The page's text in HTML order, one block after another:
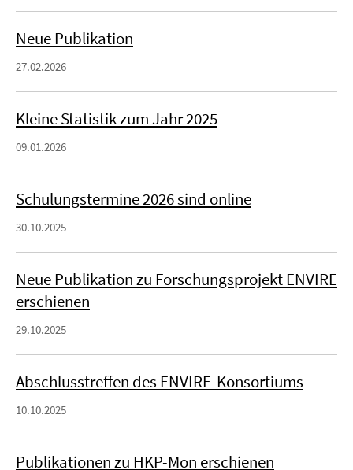
Neue Publikation
27.02.2026
Kleine Statistik zum Jahr 2025
09.01.2026
Schulungstermine 2026 sind online
30.10.2025
Neue Publikation zu Forschungsprojekt ENVIRE
erschienen
29.10.2025
Abschlusstreffen des ENVIRE-Konsortiums
10.10.2025
Publikationen zu HKP-Mon erschienen